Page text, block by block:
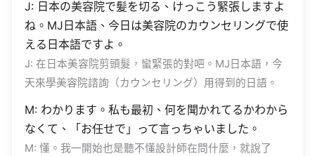
J: 日本の美容院で髪を切る、けっこう緊張しますよ
ね。MJ日本語、今日は美容院のカウンセリングで使
える日本語ですよ。
J: 在日本美容院剪頭髮，蠻緊張的對吧。MJ日本語，今
天來學美容院諮詢（カウンセリング）用得到的日語。
M: わかります。私も最初、何を聞かれてるかわから
なくて、「お任せで」って言っちゃいました。
M: 懂。我一開始也是聽不懂設計師在問什麼，就說了